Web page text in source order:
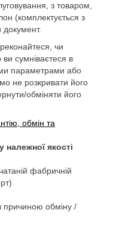
з товаром,
(комплектується з
документ.
чи
сумніваєтеся в
параметрами або
не розкривати його
обміняти його
обмін та
якості
фабричній
причиною обміну /